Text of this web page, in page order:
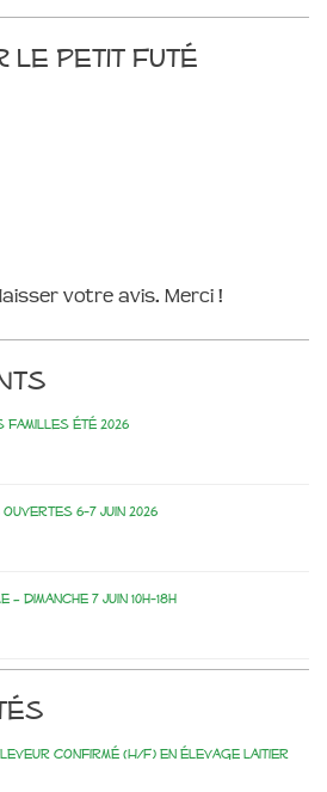
le Petit Futé
votre avis. Merci !
été 2026
6-7 juin 2026
dimanche 7 juin 10h-18h
confirmé (H/F) en élevage laitier